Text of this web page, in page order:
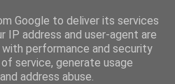
opinii economice
Google to deliver its services
IP address and user-agent are
performance and security
service, generate usage
address abuse.